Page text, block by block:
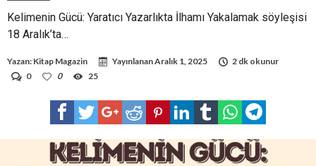
Kelimenin Gücü: Yaratıcı Yazarlıkta İlhamı Yakalamak söyleşisi
18 Aralık’ta…
Yazan: Kitap Magazin YayınlananAralık 1, 2025
2 dk okunur
0
0 25